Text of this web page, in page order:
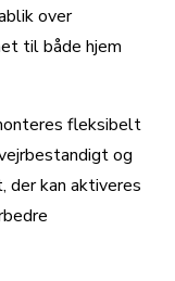
over
til både hjem
fleksibelt
og
kan aktiveres